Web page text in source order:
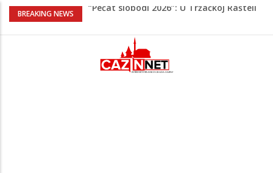
BREAKING NEWS
“Pečat slobodi 2026”: U Tržačkoj Rašteli
Porodica iz Krajine u centru afere,
gradonačelnik Kelna pokrenuo istragu
Čestitka povodom Dana Grada Cazina